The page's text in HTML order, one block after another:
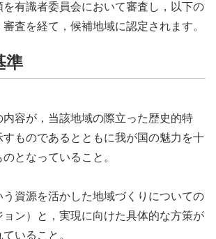
有識者委員会において審査し，以下の
査を経て，候補地域に認定されます。
準
内容が，当該地域の際立った歴史的特
すものであるとともに我が国の魅力を十
となっていること。
う資源を活かした地域づくりについての
ョン）と，実現に向けた具体的な方策が
いること。